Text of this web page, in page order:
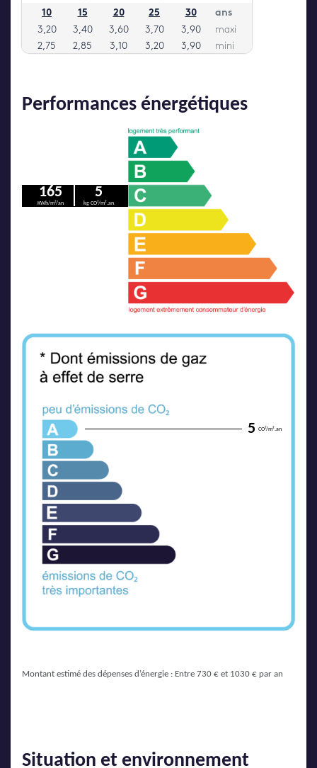
Performances énergétiques
165
KWh/m²/an
5
kg CO²/m².an
5 CO²/m².an
Montant estimé des dépenses d’énergie : Entre 730 € et 1030 € par an
Situation et environnement